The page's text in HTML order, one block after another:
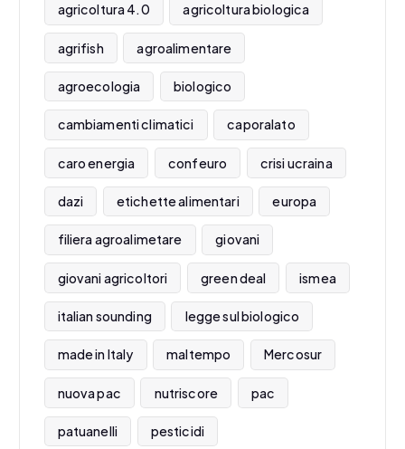
agricoltura 4.0 agricoltura biologica
agrifish agroalimentare
agroecologia biologico
cambiamenti climatici caporalato
caro energia confeuro crisi ucraina
dazi etichette alimentari europa
filiera agroalimetare giovani
giovani agricoltori green deal ismea
italian sounding legge sul biologico
made in Italy maltempo Mercosur
nuova pac nutriscore pac
patuanelli pesticidi